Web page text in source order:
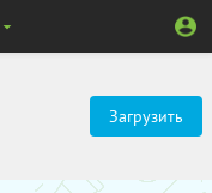
Загрузить